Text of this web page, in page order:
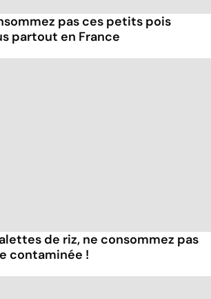
pas ces petits pois
partout en France
de riz, ne consommez pas
contaminée !